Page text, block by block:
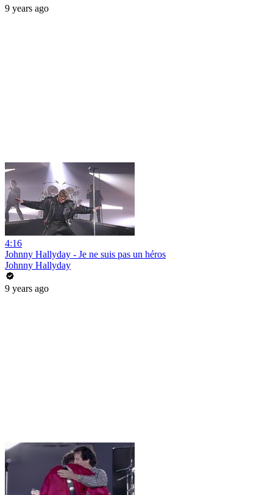
9 years ago
4:16
Johnny Hallyday - Je ne suis pas un héros
Johnny Hallyday
9 years ago